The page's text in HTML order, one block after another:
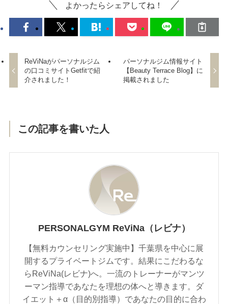
よかったらシェアしてね！
ReViNaがパーソナルジム
の口コミサイトGetfitで紹
介されました！
パーソナルジム情報サイト
【Beauty Terrace Blog】に
掲載されました
この記事を書いた人
PERSONALGYM ReViNa（レビナ）
【無料カウンセリング実施中】千葉県を中心に展
開するプライベートジムです。結果にこだわるな
らReViNa(レビナ)へ。一流のトレーナーがマンツ
ーマン指導であなたを理想の体へと導きます。ダ
イエット＋α（目的別指導）であなたの目的に合わ